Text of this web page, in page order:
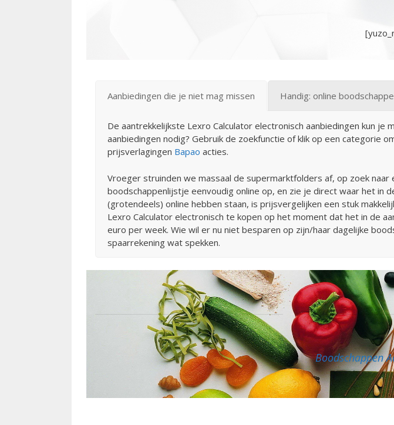
Aanbiedingen die je niet mag missen Handig: online
De aantrekkelijkste Lexro Calculator electronisch aanbiedingen kun
aanbiedingen nodig? Gebruik de zoekfunctie of klik op een categorie
prijsverlagingen Bapao acties.
Vroeger struinden we massaal de supermarktfolders af, op zoek
boodschappenlijstje eenvoudig online op, en zie je direct waar het in
(grotendeels) online hebben staan, is prijsvergelijken een stuk
Lexro Calculator electronisch te kopen op het moment dat het in de
euro per week. Wie wil er nu niet besparen op zijn/haar dagelijke
spaarrekening wat spekken.
Boodschappen